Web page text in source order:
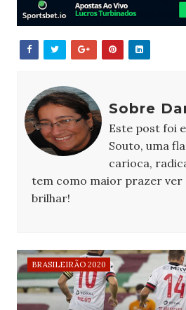
Sobre
Este post foi
Souto, uma
carioca,
tem como maior prazer ver
brilhar!
BRASILEIRÃO 2020